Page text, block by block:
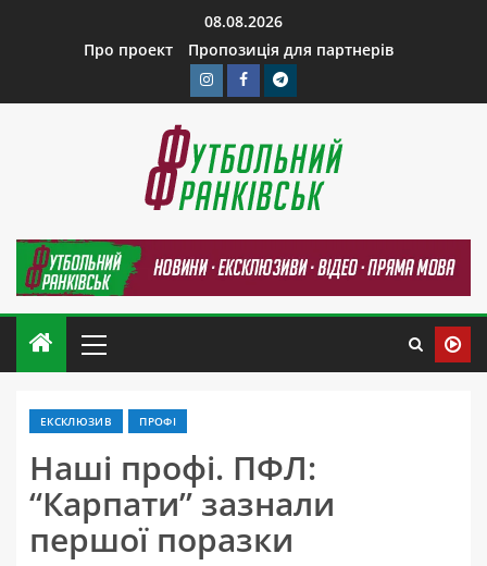
08.08.2026
Про проект
Пропозиція для партнерів
ЕКСКЛЮЗИВ ПРОФІ
Наші профі. ПФЛ:
“Карпати” зазнали
першої поразки